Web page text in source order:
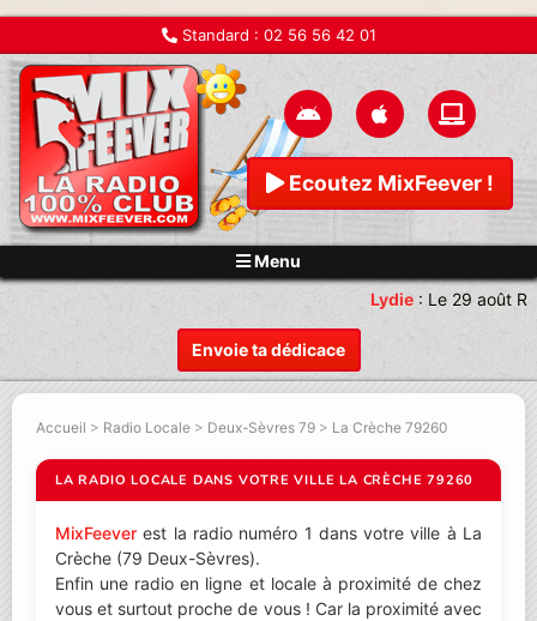
Standard : 02 56 56 42 01
Ecoutez MixFeever !
Menu
Envoie ta dédicace
Lydie:Le 29 août
Accueil > Radio Locale > Deux-Sèvres 79 > La Crèche 79260
LA RADIO LOCALE DANS VOTRE VILLE LA CRÈCHE 79260
MixFeever est la radio numéro 1 dans votre ville à La
Crèche (79 Deux-Sèvres).
Enfin une radio en ligne et locale à proximité de chez
vous et surtout proche de vous ! Car la proximité avec